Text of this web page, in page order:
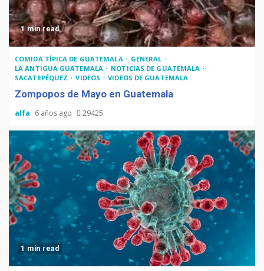
1 min read
COMIDA TÍPICA DE GUATEMALA
GENERAL
LA ANTIGUA GUATEMALA
NOTICIAS DE GUATEMALA
SACATEPÉQUEZ
VIDEOS VIDEOS DE GUATEMALA
Zompopos de Mayo en Guatemala
alfa 6 años ago 29425
1 min read